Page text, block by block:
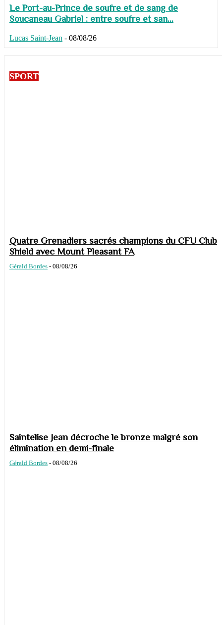
Le Port-au-Prince de soufre et de sang de
Soucaneau Gabriel : entre soufre et san...
Lucas Saint-Jean - 08/08/26
SPORT
Quatre Grenadiers sacrés champions du CFU Club
Shield avec Mount Pleasant FA
Gérald Bordes - 08/08/26
Saintelise Jean décroche le bronze malgré son
élimination en demi-finale
Gérald Bordes - 08/08/26